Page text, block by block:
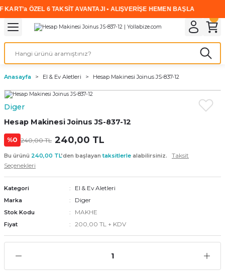
ÖZEL 6 TAKSİT AVANTAJI • ALIŞVERİŞE HEMEN BAŞLA
Geri Dön
Geri Dön
Geri Dön
Akıllı Vidalar
Sunta Vidası
Geri Dön
Geri Dön
Akülü Vidalamalar
Elektrikli Matkaplar
Gaz Armatürleri
Mıknatıslar
Geri Dön
Geri Dön
Cırt Zımparalar
Anasayfa
El & Ev Aletleri Hesap Makinesi Joinus JS-837-12
Diger
Hesap Makinesi Joinus JS-837-12
%0 240,00 TL 240,00 TL
Bu ürünü 240,00 TL’den başlayantaksitlerle alabilirsiniz.
Taksit
Seçenekleri
Kategori El & Ev Aletleri
Marka Diger
Stok Kodu MAKHE
Fiyat 200,00 TL + KDV